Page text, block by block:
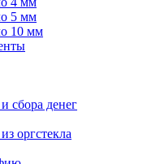
5 мм
10 мм
сбора денег
оргстекла